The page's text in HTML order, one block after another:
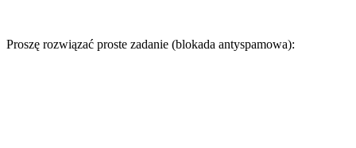
Proszę rozwiązać proste zadanie (blokada antyspamowa):